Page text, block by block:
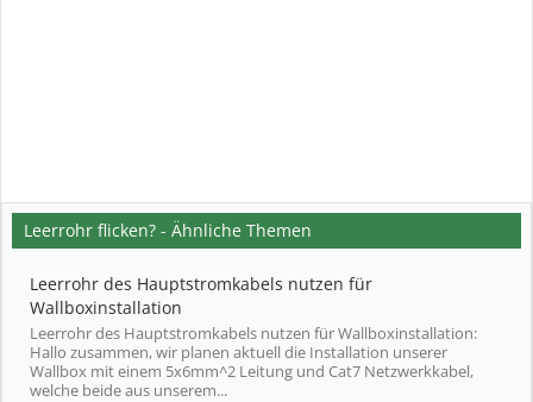
Leerrohr flicken? - Ähnliche Themen
Leerrohr des Hauptstromkabels nutzen für
Wallboxinstallation
Leerrohr des Hauptstromkabels nutzen für Wallboxinstallation:
Hallo zusammen, wir planen aktuell die Installation unserer
Wallbox mit einem 5x6mm^2 Leitung und Cat7 Netzwerkkabel,
welche beide aus unserem...